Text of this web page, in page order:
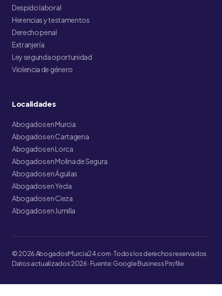
Despido laboral
Herencias y testamentos
Derecho penal
Extranjería
Ley segunda oportunidad
Violencia de género
Localidades
Abogados en Murcia
Abogados en Cartagena
Abogados en Lorca
Abogados en Molina de Segura
Abogados en Águilas
Abogados en Yecla
Abogados en Cieza
Abogados en Jumilla
© 2026 AbogadosMurcia24.com · Todos los derechos reservados
Datos actualizados 2026 · Fuente: Google Business Profile